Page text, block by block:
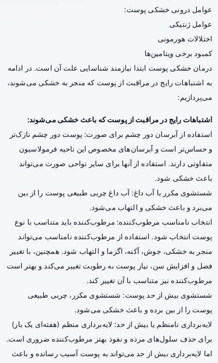
عوامل درونی خشکی پوست:
عوامل ژنتیکی
اختلالات هورمونی
کمبود برخی ویتامین‌ها
درمان خشکی پوست ابتدا نیازمند شناسایی علت آن است. در ادامه
به اشتباهات رایج در مراقبت از پوست که منجر به خشکی می‌شوند،
می‌پردازیم:
اشتباهات رایج در مراقبت از پوست که باعث خشکی می‌شوند:
استفاده از آبرسان دور چشم برای صورت: پوست دور چشم نازک‌تر
و حساس‌تر است و آبرسان‌های مخصوص این ناحیه فرمولاسیون
متفاوتی دارند. استفاده از آنها برای سایر نواحی صورت می‌تواند
باعث خشکی شود.
شستشوی مکرر با آب داغ: آب داغ چربی طبیعی پوست را از بین
می‌برد و باعث خشکی و التهاب می‌شود.
انتخاب نامناسب مرطوب‌کننده: مرطوب‌کننده باید متناسب با نوع
پوست انتخاب شود. استفاده از مرطوب‌کننده نامناسب می‌تواند
منجر به خشکی، جوش، آکنه، اگزما و التهاب شود. همچنین، با تغییر
فصل و افزایش سن، نیاز پوست به رطوبت تغییر می‌کند و بهتر است
مرطوب‌کننده نیز متناسب با آن تغییر کند.
شستشوی بیش از حد پوست: شستشوی مکرر، چربی طبیعی
پوست را از بین برده و باعث خشکی می‌شود.
لایه‌برداری نامنظم یا بیش از حد: لایه‌برداری منظم (هفته‌ای یک بار)
برای حذف سلول‌های مرده و نفوذ بهتر مرطوب‌کننده ضروری است.
اما لایه‌برداری بیش از حد می‌تواند به پوست آسیب رسانده و باعث